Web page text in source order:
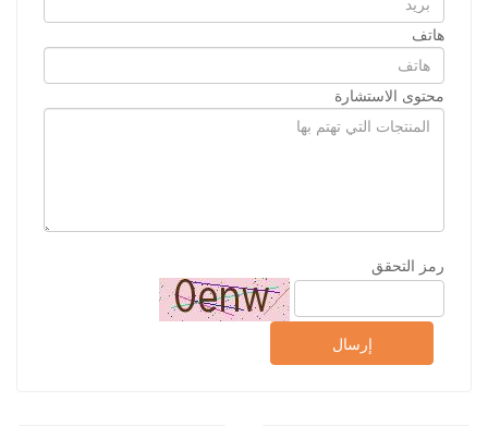
هاتف
محتوى الاستشارة
رمز التحقق
إرسال